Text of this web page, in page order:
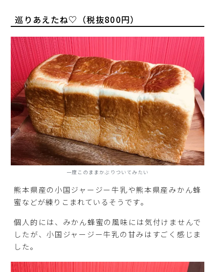
巡りあえたね♡（税抜800円）
一度このままかぶりついてみたい
熊本県産の小国ジャージー牛乳や熊本県産みかん蜂
蜜などが練りこまれているそうです。
個人的には、みかん蜂蜜の風味には気付けませんで
したが、小国ジャージー牛乳の甘みはすごく感じま
した。